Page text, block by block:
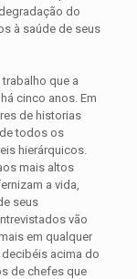
do
à saúde de seus
que a
cinco anos. Em
de historias
todos os
hierárquicos.
mais altos
a vida,
seus
vão
em qualquer
acima do
de chefes que